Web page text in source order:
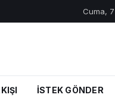
Cuma,
İSTEK GÖNDER